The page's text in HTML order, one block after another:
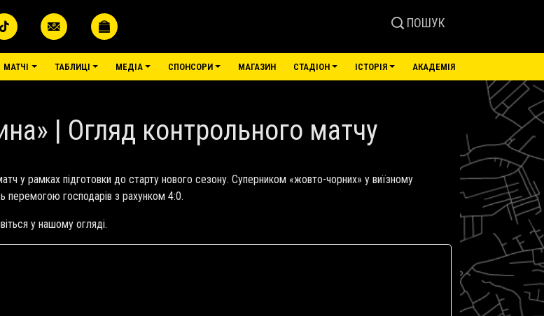
ПОШУК
МАТЧІ ТАБЛИЦІ МЕДІА СПОНСОРИ МАГАЗИН СТАДІОН ІСТОРІЯ АКАДЕМІЯ
| Огляд контрольного матчу
у рамках підготовки до старту нового сезону. Суперником «жовто-чорних» у виїзному
перемогою господарів з рахунком 4:0.
у нашому огляді.